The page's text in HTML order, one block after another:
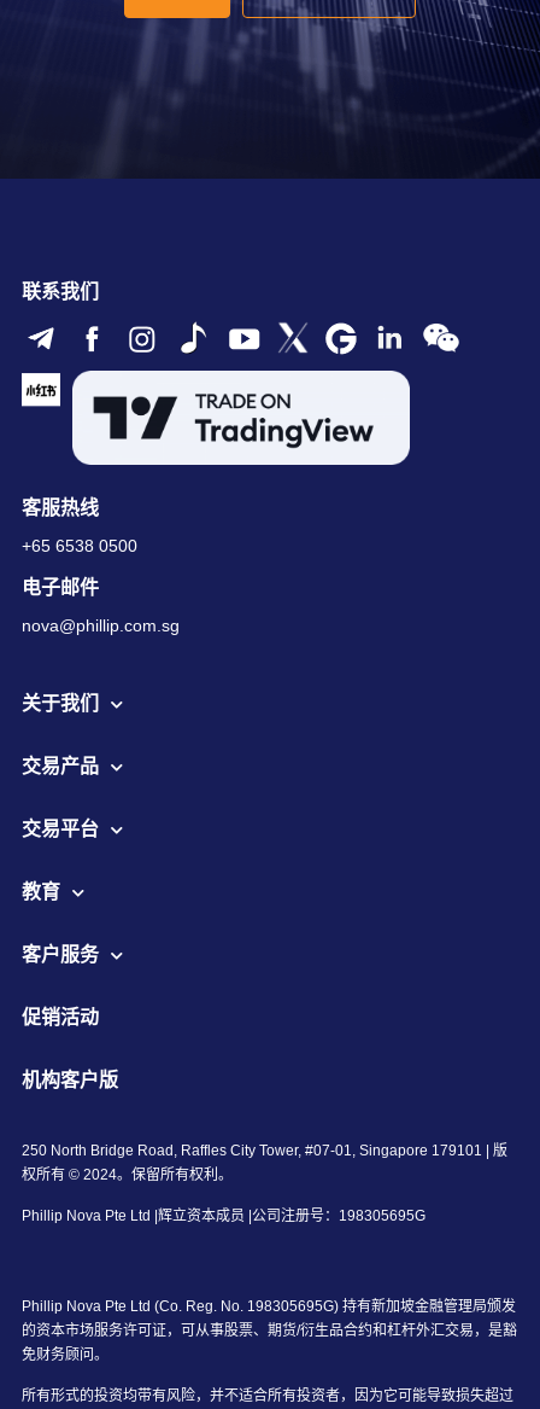
联系我们
客服热线
+65 6538 0500
电子邮件
nova@phillip.com.sg
关于我们
交易产品
交易平台
教育
客户服务
促销活动
机构客户版
250 North Bridge Road, Raffles City Tower, #07-01, Singapore 179101 | 版
权所有 © 2024。保留所有权利。
Phillip Nova Pte Ltd |辉立资本成员 |公司注册号：198305695G
Phillip Nova Pte Ltd (Co. Reg. No. 198305695G) 持有新加坡金融管理局颁发
的资本市场服务许可证，可从事股票、期货/衍生品合约和杠杆外汇交易，是豁
免财务顾问。
所有形式的投资均带有风险，并不适合所有投资者，因为它可能导致损失超过